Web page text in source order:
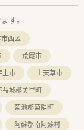
す。
西区
荒尾市
土市
上天草市
益城郡美里町
菊池郡菊陽町
阿蘇郡南阿蘇村